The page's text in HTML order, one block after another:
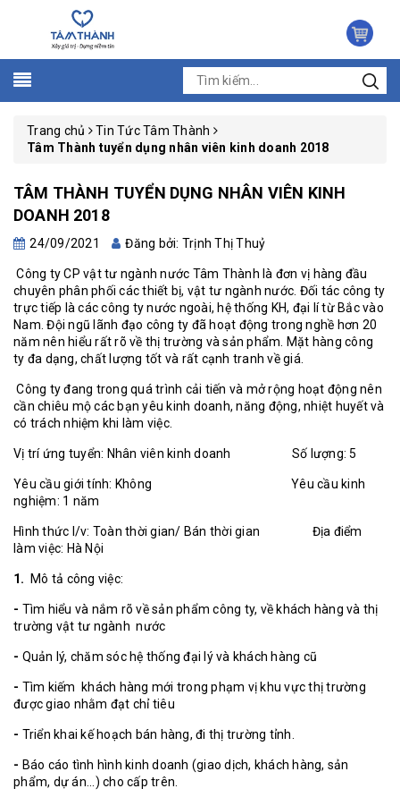
Trang chủ
Tin Tức Tâm Thành
Tâm Thành tuyển dụng nhân viên kinh doanh 2018
TÂM THÀNH TUYỂN DỤNG NHÂN VIÊN KINH
DOANH 2018
24/09/2021 Đăng bởi: Trịnh Thị Thuỷ
Công ty CP vật tư ngành nước Tâm Thành là đơn vị hàng đầu
chuyên phân phối các thiết bị, vật tư ngành nước. Đối tác công ty
trực tiếp là các công ty nước ngoài, hệ thống KH, đại lí từ Bắc vào
Nam. Đội ngũ lãnh đạo công ty đã hoạt động trong nghề hơn 20
năm nên hiểu rất rõ về thị trường và sản phẩm. Mặt hàng công
ty đa dạng, chất lượng tốt và rất cạnh tranh về giá.
Công ty đang trong quá trình cải tiến và mở rộng hoạt động nên
cần chiêu mộ các bạn yêu kinh doanh, năng động, nhiệt huyết và
có trách nhiệm khi làm việc.
Vị trí ứng tuyển: Nhân viên kinh doanh Số lượng: 5
Yêu cầu giới tính: Không Yêu cầu kinh
nghiệm: 1 năm
Hình thức l/v: Toàn thời gian/ Bán thời gian Địa điểm
làm việc: Hà Nội
1. Mô tả công việc:
- Tìm hiểu và nắm rõ về sản phẩm công ty, về khách hàng và thị
trường vật tư ngành nước
- Quản lý, chăm sóc hệ thống đại lý và khách hàng cũ
- Tìm kiếm khách hàng mới trong phạm vị khu vực thị trường
được giao nhằm đạt chỉ tiêu
- Triển khai kế hoạch bán hàng, đi thị trường tỉnh.
- Báo cáo tình hình kinh doanh (giao dịch, khách hàng, sản
phẩm, dự án...) cho cấp trên.